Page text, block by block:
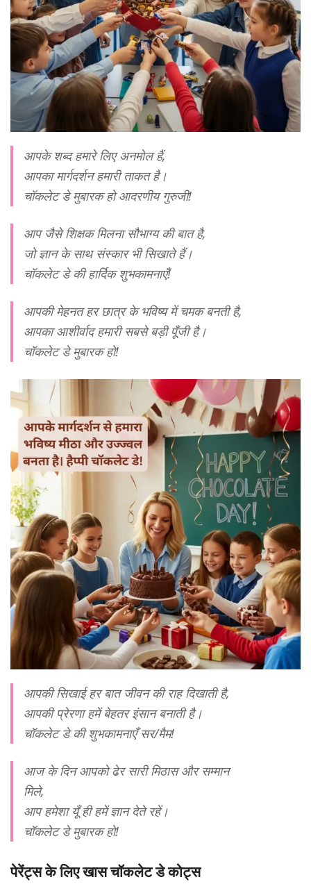
आपके शब्द हमारे लिए अनमोल हैं,
आपका मार्गदर्शन हमारी ताकत है।
चॉकलेट डे मुबारक हो आदरणीय गुरुजी!
आप जैसे शिक्षक मिलना सौभाग्य की बात है,
जो ज्ञान के साथ संस्कार भी सिखाते हैं।
चॉकलेट डे की हार्दिक शुभकामनाएँ!
आपकी मेहनत हर छात्र के भविष्य में चमक बनती है,
आपका आशीर्वाद हमारी सबसे बड़ी पूँजी है।
चॉकलेट डे मुबारक हो!
आपकी सिखाई हर बात जीवन की राह दिखाती है,
आपकी प्रेरणा हमें बेहतर इंसान बनाती है।
चॉकलेट डे की शुभकामनाएँ सर/मैम!
आज के दिन आपको ढेर सारी मिठास और सम्मान
मिले,
आप हमेशा यूँ ही हमें ज्ञान देते रहें।
चॉकलेट डे मुबारक हो!
पेरेंट्स के लिए खास चॉकलेट डे कोट्स